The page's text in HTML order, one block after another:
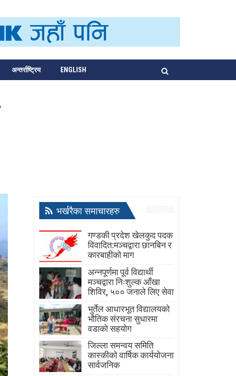
अन्तर्राष्ट्रिय ENGLISH
भर्खरैका समाचारहरु
गण्डकी प्रदेश खेलकुद पदक
विवादित:मञ्चद्वारा छानबिन र
कारबाहीको माग
अन्नपूर्णमा पूर्व विद्यार्थी
मञ्चद्वारा निःशुल्क आँखा
शिविर, ५०० जनाले लिए सेवा
भुर्तेल आधारभूत विद्यालयको
भौतिक संरचना सुधारमा
वडाको सहयोग
जिल्ला समन्वय समिति
कास्कीको वार्षिक कार्ययोजना
सार्वजनिक